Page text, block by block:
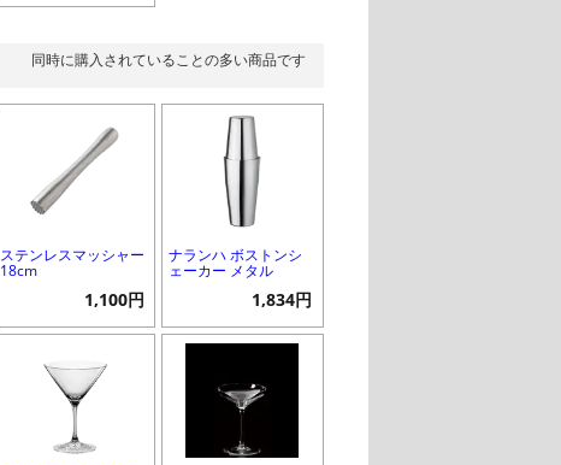
同時に購入されていることの多い商品です
ステンレスマッシャー
18cm
1,100円
ナランハ ボストンシ
ェーカー メタル
1,834円